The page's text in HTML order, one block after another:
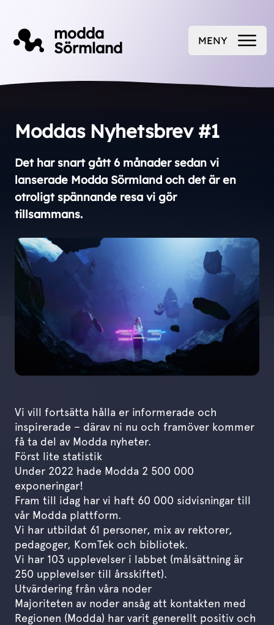
modda
Sörmland
ÖPPNA
MENY
Moddas Nyhetsbrev #1
Det har snart gått 6 månader sedan vi
lanserade Modda Sörmland och det är en
otroligt spännande resa vi gör
tillsammans.
Vi vill fortsätta hålla er informerade och
inspirerade – därav ni nu och framöver kommer
få ta del av Modda nyheter.
Först lite statistik
Under 2022 hade Modda 2 500 000
exponeringar!
Fram till idag har vi haft 60 000 sidvisningar till
vår Modda plattform.
Vi har utbildat 61 personer, mix av rektorer,
pedagoger, KomTek och bibliotek.
Vi har 103 upplevelser i labbet (målsättning är
250 upplevelser till årsskiftet).
Utvärdering från våra noder
Majoriteten av noder ansåg att kontakten med
Regionen (Modda) har varit generellt positiv och